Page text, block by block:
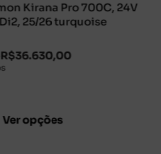
Raymon Arva Ultimate 700
Di2 26
Impostos inclusos